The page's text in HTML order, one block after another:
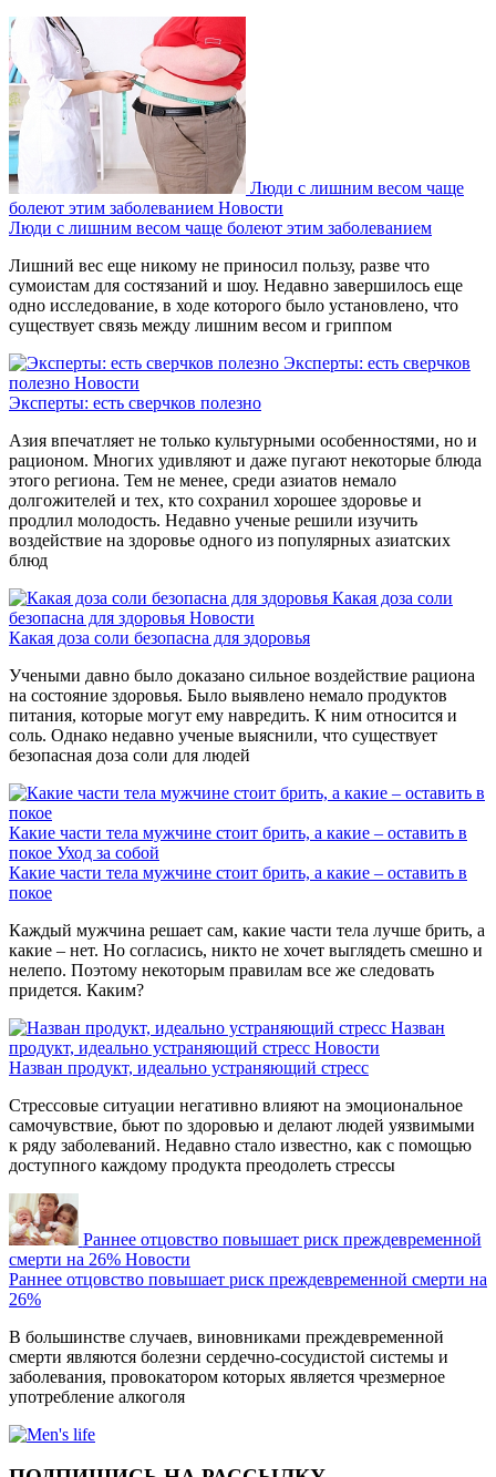
Люди с лишним весом чаще
болеют этим заболеванием Новости
Люди с лишним весом чаще болеют этим заболеванием
Лишний вес еще никому не приносил пользу, разве что
сумоистам для состязаний и шоу. Недавно завершилось еще
одно исследование, в ходе которого было установлено, что
существует связь между лишним весом и гриппом
Эксперты: есть сверчков
полезно Новости
Эксперты: есть сверчков полезно
Азия впечатляет не только культурными особенностями, но и
рационом. Многих удивляют и даже пугают некоторые блюда
этого региона. Тем не менее, среди азиатов немало
долгожителей и тех, кто сохранил хорошее здоровье и
продлил молодость. Недавно ученые решили изучить
воздействие на здоровье одного из популярных азиатских
блюд
Какая доза соли
безопасна для здоровья Новости
Какая доза соли безопасна для здоровья
Учеными давно было доказано сильное воздействие рациона
на состояние здоровья. Было выявлено немало продуктов
питания, которые могут ему навредить. К ним относится и
соль. Однако недавно ученые выяснили, что существует
безопасная доза соли для людей
Какие части тела мужчине стоит брить, а какие – оставить в
покое Уход за собой
Какие части тела мужчине стоит брить, а какие – оставить в
покое
Каждый мужчина решает сам, какие части тела лучше брить, а
какие – нет. Но согласись, никто не хочет выглядеть смешно и
нелепо. Поэтому некоторым правилам все же следовать
придется. Каким?
Назван
продукт, идеально устраняющий стресс Новости
Назван продукт, идеально устраняющий стресс
Стрессовые ситуации негативно влияют на эмоциональное
самочувствие, бьют по здоровью и делают людей уязвимыми
к ряду заболеваний. Недавно стало известно, как с помощью
доступного каждому продукта преодолеть стрессы
Раннее отцовство повышает риск преждевременной
смерти на 26% Новости
Раннее отцовство повышает риск преждевременной смерти на
26%
В большинстве случаев, виновниками преждевременной
смерти являются болезни сердечно-сосудистой системы и
заболевания, провокатором которых является чрезмерное
употребление алкоголя